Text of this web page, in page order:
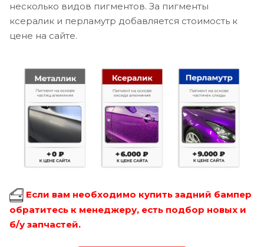
несколько видов пигментов. За пигменты
ксералик и перламутр добавляется стоимость к
цене на сайте.
Если вам необходимо купить задний бампер
обратитесь к менеджеру, есть подбор новых и
б/у запчастей.